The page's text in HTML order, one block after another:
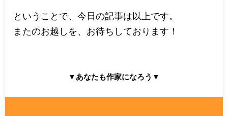
ということで、今日の記事は以上です。
またのお越しを、お待ちしております！
▼あなたも作家になろう▼